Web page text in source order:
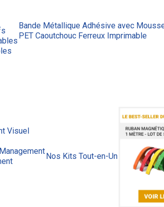
Bande Métallique Adhésive avec
PET Caoutchouc Ferreux Imprimable
Visuel
Nos Kits Tout-en-Un